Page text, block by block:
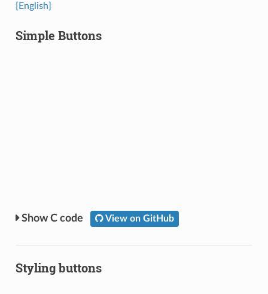
[English]
Simple Buttons
C code View on GitHub
Styling buttons